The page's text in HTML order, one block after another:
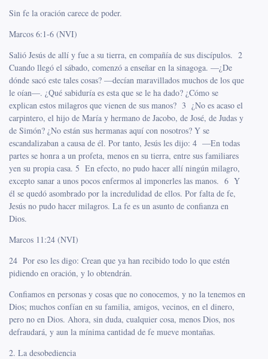
Sin fe la oración carece de poder.
Marcos 6:1-6 (NVI)
Salió Jesús de allí y fue a su tierra, en compañía de sus discípulos. 2
Cuando llegó el sábado, comenzó a enseñar en la sinagoga. —¿De
dónde sacó este tales cosas? —decían maravillados muchos de los que
le oían—. ¿Qué sabiduría es esta que se le ha dado? ¿Cómo se
explican estos milagros que vienen de sus manos? 3 ¿No es acaso el
carpintero, el hijo de María y hermano de Jacobo, de José, de Judas y
de Simón? ¿No están sus hermanas aquí con nosotros? Y se
escandalizaban a causa de él. Por tanto, Jesús les dijo: 4 —En todas
partes se honra a un profeta, menos en su tierra, entre sus familiares
yen su propia casa. 5 En efecto, no pudo hacer allí ningún milagro,
excepto sanar a unos pocos enfermos al imponerles las manos. 6 Y
él se quedó asombrado por la incredulidad de ellos. Por falta de fe,
Jesús no pudo hacer milagros. La fe es un asunto de confianza en
Dios.
Marcos 11:24 (NVI)
24 Por eso les digo: Crean que ya han recibido todo lo que estén
pidiendo en oración, y lo obtendrán.
Confiamos en personas y cosas que no conocemos, y no la tenemos en
Dios; muchos confían en su familia, amigos, vecinos, en el dinero,
pero no en Dios. Ahora, sin duda, cualquier cosa, menos Dios, nos
defraudará, y aun la mínima cantidad de fe mueve montañas.
2. La desobediencia